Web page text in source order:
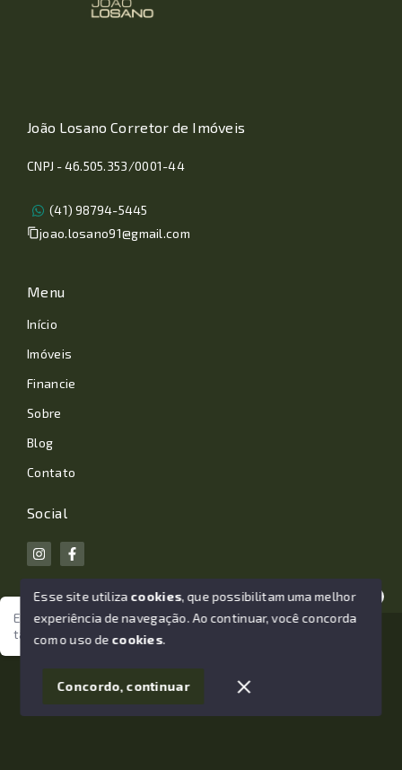
Estamos aqui para te ajudar. Vamos juntos nessa jornada
tão importante da sua vida?
João Losano Corretor de Imóveis
CNPJ - 46.505.353/0001-44
(41) 98794-5445
joao.losano91@gmail.com
Menu
Início
Imóveis
Financie
Sobre
Blog
Contato
Social
© Copyright 2026 - João Losano Corretor de Imóveis -
SITE PARA IMOBILIARIA
Esse site utiliza cookies, que possibilitam uma melhor
experiência de navegação.Ao continuar, você concorda
com o uso de cookies.
Concordo, continuar